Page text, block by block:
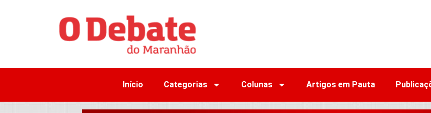
Início Categorias Colunas Artigos em Pauta